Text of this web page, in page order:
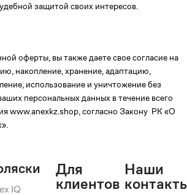
защитой своих интересов.
оферты, вы также даете свое согласие на
накопление, хранение, адаптацию,
использование и уничтожение без
персональных данных в течение всего
www.anexkz.shop, согласно Закону РК «О
IQ
Для
клиентов
Наши